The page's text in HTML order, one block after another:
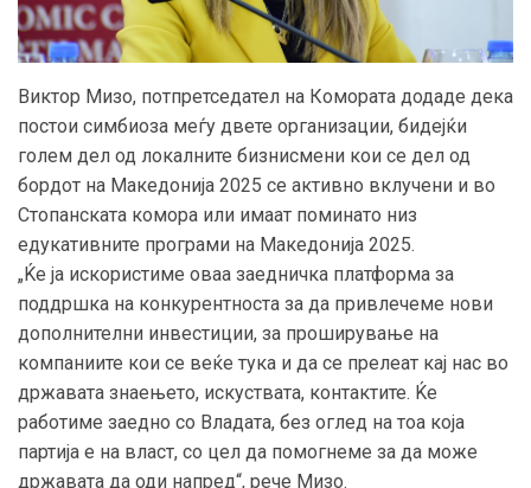
Виктор Мизо, потпретседател на Комората додаде дека
постои симбиоза меѓу двете организации, бидејќи
голем дел од локалните бизнисмени кои се дел од
бордот на Македонија 2025 се активно вклучени и во
Стопанската комора или имаат поминато низ
едукативните програми на Македонија 2025.
„Ќе ја искористиме оваа заедничка платформа за
поддршка на конкурентноста за да привлечеме нови
дополнителни инвестиции, за проширување на
компаниите кои се веќе тука и да се прелеат кај нас во
државата знаењето, искуствата, контактите. Ќе
работиме заедно со Владата, без оглед на тоа која
партија е на власт, со цел да помогнеме за да може
државата да оди напред“, рече Мизо.